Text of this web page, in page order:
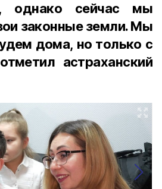
однако сейчас мы
законные земли. Мы
дома, но только с
астраханский